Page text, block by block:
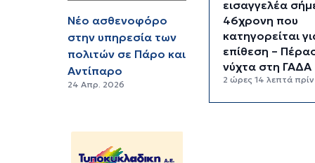
Νέο ασθενοφόρο
στην υπηρεσία των
πολιτών σε Πάρο και
Αντίπαρο
24 Απρ. 2026
εισαγγελέα
46χρονη που
κατηγορείται
επίθεση –
νύχτα στη ΓΑΔΑ
2 ώρες 14 λεπτά πρίν